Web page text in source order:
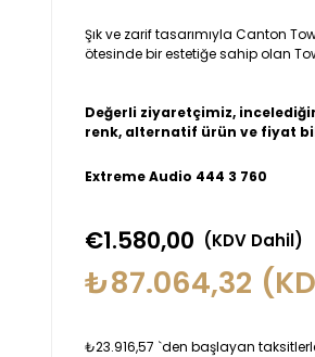
Şık ve zarif tasarımıyla Canton
ötesinde bir estetiğe sahip olan
Değerli ziyaretçimiz,
renk, alternatif ürün ve fiyat
Extreme Audio 444 3 760
€1.580,00 (KDV Dahil)
₺87.064,32
₺23.916,57 `den başlayan